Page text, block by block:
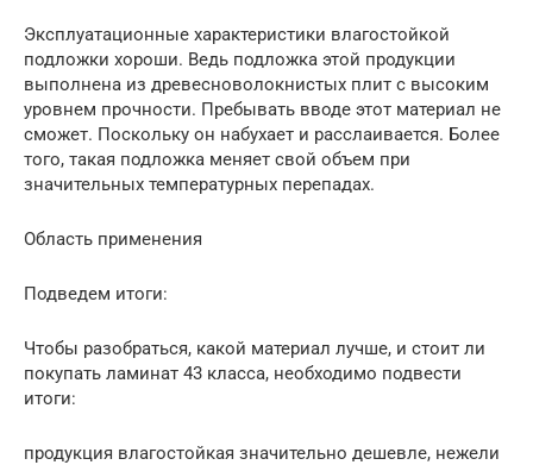
Эксплуатационные характеристики влагостойкой
подложки хороши. Ведь подложка этой продукции
выполнена из древесноволокнистых плит с высоким
уровнем прочности. Пребывать вводе этот материал не
сможет. Поскольку он набухает и расслаивается. Более
того, такая подложка меняет свой объем при
значительных температурных перепадах.
Область применения
Подведем итоги:
Чтобы разобраться, какой материал лучше, и стоит ли
покупать ламинат 43 класса, необходимо подвести
итоги:
продукция влагостойкая значительно дешевле, нежели